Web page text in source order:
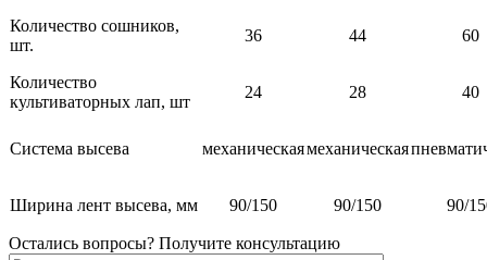
Количество сошников,
шт.
36 44 60
Количество
культиваторных лап, шт
24 28 40
Система высева механическаямеханическая
Ширина лент высева, мм 90/150 90/150 90/
Остались вопросы? Получите консультацию